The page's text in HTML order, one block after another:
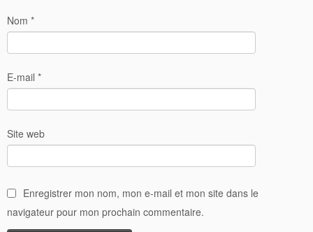
Nom *
E-mail *
Site web
Enregistrer mon nom, mon e-mail et mon site dans le
navigateur pour mon prochain commentaire.